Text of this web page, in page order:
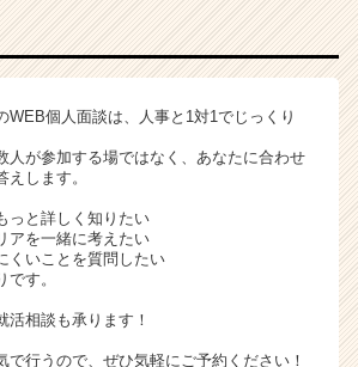
サ
イ
ト
ア
キ
ャ
ア
（C
WEB個人面談は、人事と1対1でじっくり
人が参加する場ではなく、あなたに合わせ
します。
っと詳しく知りたい
アを一緒に考えたい
くいことを質問したい
す。
活相談も承ります！
で行うので、ぜひ気軽にご予約ください！